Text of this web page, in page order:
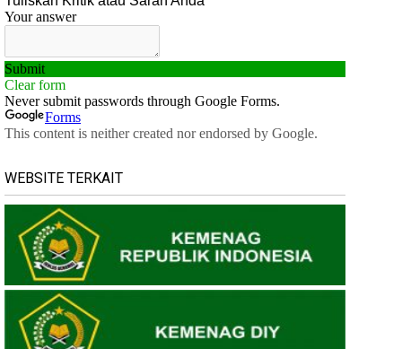
WEBSITE TERKAIT